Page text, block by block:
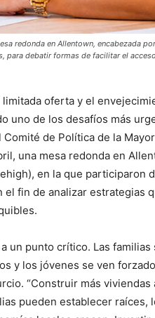
redonda en Allentown, encabezada
para debatir formas de facilitar el
oferta y el
uno de los desafíos más
de Política de la
una mesa redonda en
en la que participaron
fin de analizar estrategias
un punto crítico. Las familias
y los jóvenes se ven
“Construir más
pueden establecer raíces,